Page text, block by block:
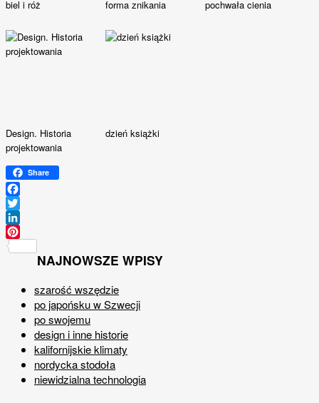
biel i róż forma znikania pochwała cienia
Design. Historia
projektowania
dzień książki
Share
Facebook
Twitter
LinkedIn
NAJNOWSZE WPISY
szarość wszędzie
po japońsku w Szwecji
po swojemu
design i inne historie
kalifornijskie klimaty
nordycka stodoła
niewidzialna technologia